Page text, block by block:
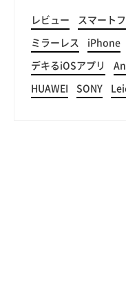
レビュー スマート
ミラーレス iPhone
デキるiOSアプリ
HUAWEI SONY